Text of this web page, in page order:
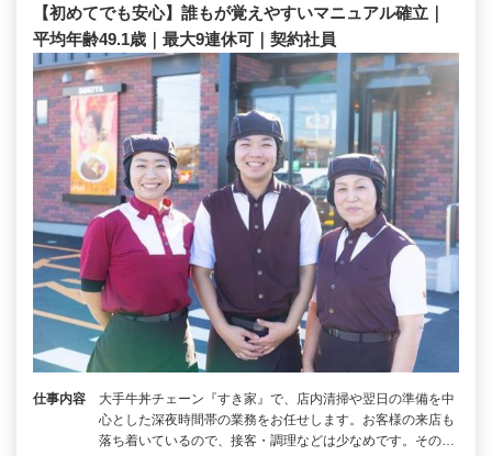
【初めてでも安心】誰もが覚えやすいマニュアル確立｜
平均年齢49.1歳｜最大9連休可｜契約社員
仕事内容
大手牛丼チェーン『すき家』で、店内清掃や翌日の準備を中
心とした深夜時間帯の業務をお任せします。お客様の来店も
落ち着いているので、接客・調理などは少なめです。その…